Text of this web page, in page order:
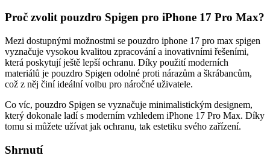
Proč zvolit pouzdro Spigen pro iPhone 17 Pro Max?
Mezi dostupnými možnostmi se pouzdro iphone 17 pro max spigen
vyznačuje vysokou kvalitou zpracování a inovativními řešeními,
která poskytují ještě lepší ochranu. Díky použití moderních
materiálů je pouzdro Spigen odolné proti nárazům a škrábancům,
což z něj činí ideální volbu pro náročné uživatele.
Co víc, pouzdro Spigen se vyznačuje minimalistickým designem,
který dokonale ladí s moderním vzhledem iPhone 17 Pro Max. Díky
tomu si můžete užívat jak ochranu, tak estetiku svého zařízení.
Shrnutí